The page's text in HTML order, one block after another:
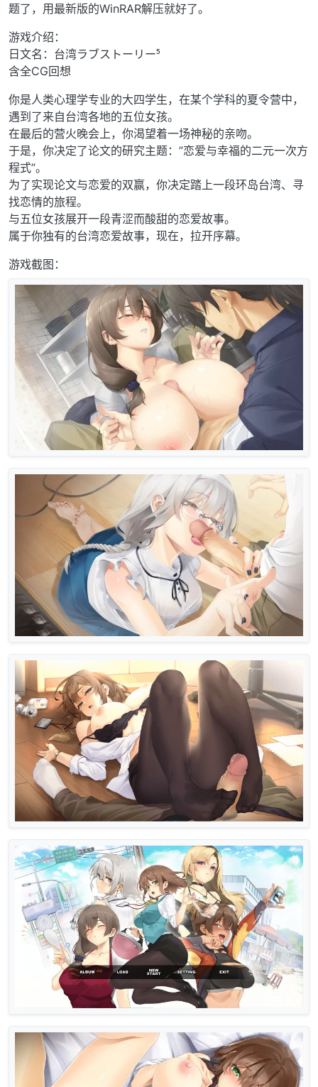
题了，用最新版的WinRAR解压就好了。
游戏介绍：
日文名：台湾ラブストーリー⁵
含全CG回想
你是人类心理学专业的大四学生，在某个学科的夏令营中，
遇到了来自台湾各地的五位女孩。
在最后的营火晚会上，你渴望着一场神秘的亲吻。
于是，你决定了论文的研究主题：”恋爱与幸福的二元一次方
程式”。
为了实现论文与恋爱的双赢，你决定踏上一段环岛台湾、寻
找恋情的旅程。
与五位女孩展开一段青涩而酸甜的恋爱故事。
属于你独有的台湾恋爱故事，现在，拉开序幕。
游戏截图：